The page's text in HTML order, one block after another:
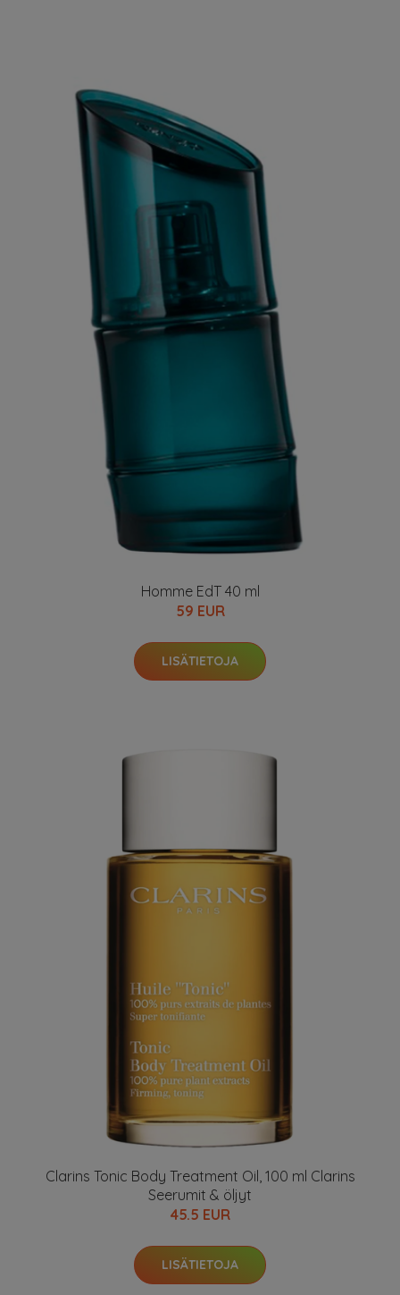
Homme EdT 40 ml
59 EUR
LISÄTIETOJA
Clarins Tonic Body Treatment Oil, 100 ml Clarins
Seerumit & öljyt
45.5 EUR
LISÄTIETOJA